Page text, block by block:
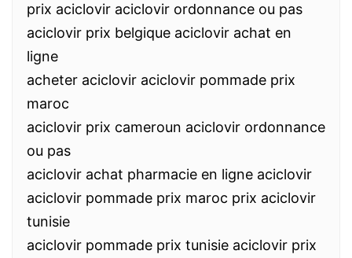
prix aciclovir aciclovir ordonnance ou pas
aciclovir prix belgique aciclovir achat en
ligne
acheter aciclovir aciclovir pommade prix
maroc
aciclovir prix cameroun aciclovir ordonnance
ou pas
aciclovir achat pharmacie en ligne aciclovir
aciclovir pommade prix maroc prix aciclovir
tunisie
aciclovir pommade prix tunisie aciclovir prix